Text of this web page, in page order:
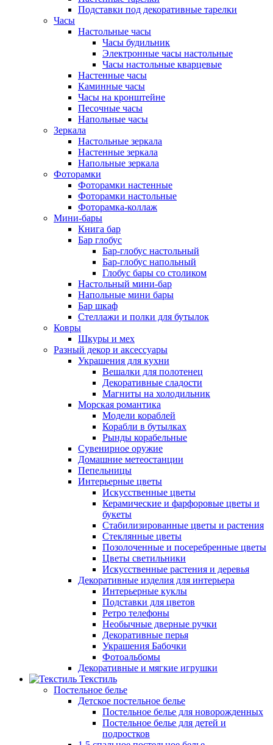
Подставки под декоративные тарелки
Часы
Настольные часы
Часы будильник
Электронные часы настольные
Часы настольные кварцевые
Настенные часы
Каминные часы
Часы на кронштейне
Песочные часы
Напольные часы
Зеркала
Настольные зеркала
Настенные зеркала
Напольные зеркала
Фоторамки
Фоторамки настенные
Фоторамки настольные
Фоторамка-коллаж
Мини-бары
Книга бар
Бар глобус
Бар-глобус настольный
Бар-глобус напольный
Глобус бары со столиком
Настольный мини-бар
Напольные мини бары
Бар шкаф
Стеллажи и полки для бутылок
Ковры
Шкуры и мех
Разный декор и аксессуары
Украшения для кухни
Вешалки для полотенец
Декоративные сладости
Магниты на холодильник
Морская романтика
Модели кораблей
Корабли в бутылках
Рынды корабельные
Сувенирное оружие
Домашние метеостанции
Пепельницы
Интерьерные цветы
Искусственные цветы
Керамические и фарфоровые цветы и
букеты
Стабилизированные цветы и растения
Стеклянные цветы
Позолоченные и посеребренные цветы
Цветы светильники
Искусственные растения и деревья
Декоративные изделия для интерьера
Интерьерные куклы
Подставки для цветов
Ретро телефоны
Необычные дверные ручки
Декоративные перья
Украшения Бабочки
Фотоальбомы
Декоративные и мягкие игрушки
Текстиль
Постельное белье
Детское постельное белье
Постельное белье для новорожденных
Постельное белье для детей и
подростков